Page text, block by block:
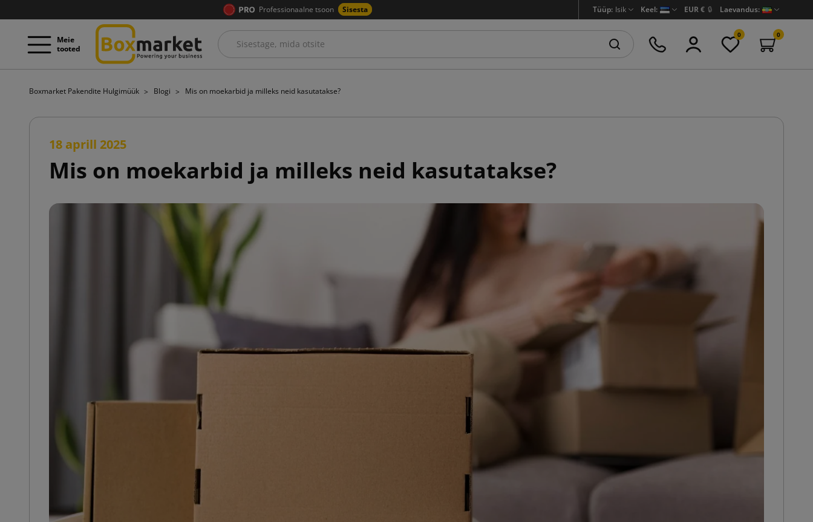
Professionaalne tsoon Sisesta Tüüp: Isik Keel: EUR € 🔒 Laevandus:
Meie
tooted
0 0
Boxmarket Pakendite Hulgimüük Blogi Mis on moekarbid ja milleks neid kasutatakse?
18 aprill 2025
Mis on moekarbid ja milleks neid kasutatakse?